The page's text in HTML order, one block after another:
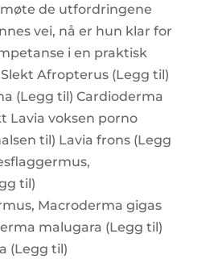
de utfordringene
vei, nå er hun klar for
i en praktisk
Afropterus (Legg til)
(Legg til) Cardioderma
Lavia voksen porno
til) Lavia frons (Legg
til)
Macroderma gigas
malugara (Legg til)
(Legg til)